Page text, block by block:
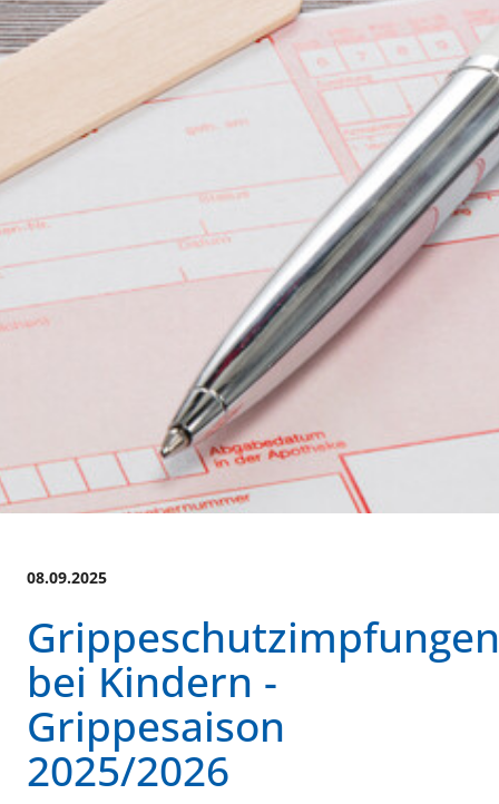
08.09.2025
Grippeschutzimpfungen
bei Kindern -
Grippesaison
2025/2026